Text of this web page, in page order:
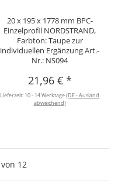
20 x 195 x 1778 mm BPC-
Einzelprofil NORDSTRAND,
Farbton: Taupe zur
individuellen Ergänzung Art.-
Nr.: NS094
21,96 € *
Lieferzeit: 10 - 14 Werktage(DE - Ausland
abweichend)
von 12